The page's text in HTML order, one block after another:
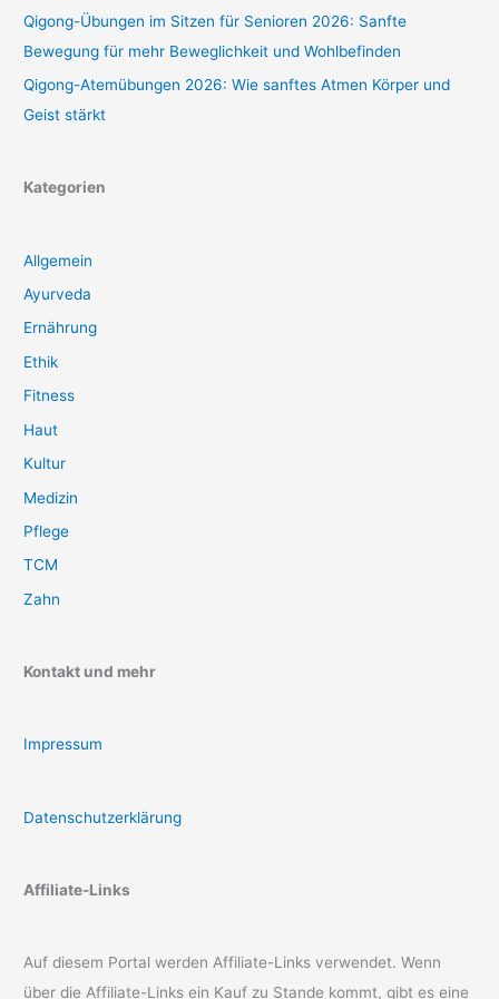
Qigong-Übungen im Sitzen für Senioren 2026: Sanfte
Bewegung für mehr Beweglichkeit und Wohlbefinden
Qigong-Atemübungen 2026: Wie sanftes Atmen Körper und
Geist stärkt
Kategorien
Allgemein
Ayurveda
Ernährung
Ethik
Fitness
Haut
Kultur
Medizin
Pflege
TCM
Zahn
Kontakt und mehr
Impressum
Datenschutzerklärung
Affiliate-Links
Auf diesem Portal werden Affiliate-Links verwendet. Wenn
über die Affiliate-Links ein Kauf zu Stande kommt, gibt es eine